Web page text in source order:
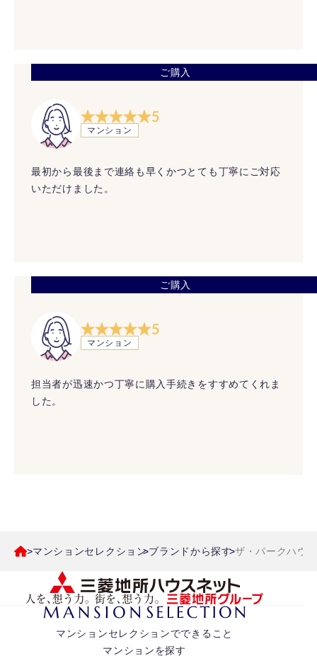
ご購入
5
マンション
最初から最後まで連絡も早くかつとても丁寧にご対応
いただけました。
ご購入
5
マンション
担当者が迅速かつ丁寧に購入手続きをすすめてくれま
した。
マンションセレクション ブランドから探す ザ・パークハウ
マンションセレクションでできること
マンションを探す